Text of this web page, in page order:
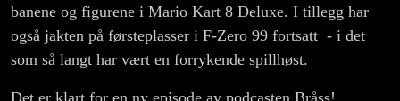
banene og figurene i Mario Kart 8 Deluxe. I tillegg har
også jakten på førsteplasser i F-Zero 99 fortsatt - i det
som så langt har vært en forrykende spillhøst.